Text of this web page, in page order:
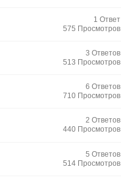
1 Ответ
575 Просмотров
3 Ответов
513 Просмотров
6 Ответов
710 Просмотров
2 Ответов
440 Просмотров
5 Ответов
514 Просмотров